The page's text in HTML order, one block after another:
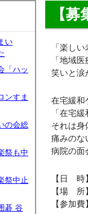
【
「楽し
「地域
笑いと涙
在宅緩和
「在宅緩
それは身
痛みのな
病院の面
【日 時
【場 所
【参加
い
「ハッ
ンすま
の会総
祭も中
祭中止
碁 谷